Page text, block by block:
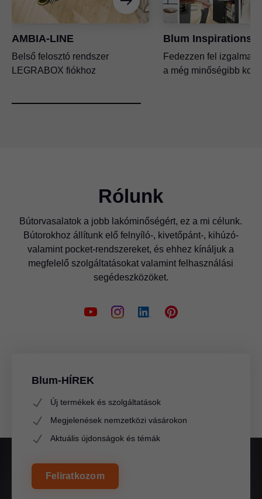
AMBIA-LINE
Belső felosztó rendszer
LEGRABOX fiókhoz
Blum Inspirations
Fedezzen fel izgalmas
a még minőségibb
Rólunk
Bútorvasalatok a jobb lakóminőségért, ez a mi célunk.
Bútorokhoz állítunk elő felnyíló-, kivetőpánt-, kihúzó-
valamint pocket-rendszereket, és ehhez kínáljuk a
megfelelő szolgáltatásokat valamint felhasználási
segédeszközöket.
Blum-HÍREK
Új termékek és szolgáltatások
Megjelenések nemzetközi vásárokon
Aktuális újdonságok és témák
Feliratkozom